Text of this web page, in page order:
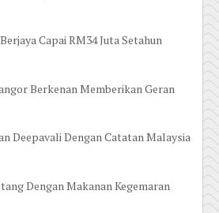
Capai RM34 Juta Setahun
Berkenan Memberikan Geran
Deepavali Dengan Catatan Malaysia
Dengan Makanan Kegemaran